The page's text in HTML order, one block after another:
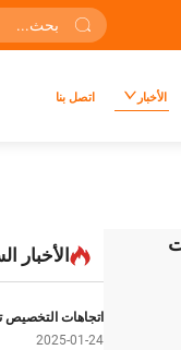
الأخبار اتصل بنا
الأخبار
اتجاهات التخصيص
2025-01-24